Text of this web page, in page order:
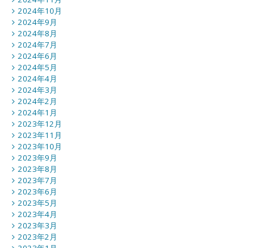
2024年10月
2024年9月
2024年8月
2024年7月
2024年6月
2024年5月
2024年4月
2024年3月
2024年2月
2024年1月
2023年12月
2023年11月
2023年10月
2023年9月
2023年8月
2023年7月
2023年6月
2023年5月
2023年4月
2023年3月
2023年2月